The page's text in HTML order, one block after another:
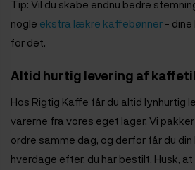
Tip: Vil du skabe endnu bedre
nogle ekstra lækre kaffebønner - dine
for det.
Altid hurtig levering af
Hos Rigtig Kaffe får du altid lynhurtig
varerne fra vores eget lager. Vi
ordre samme dag, og derfor får du
hverdage efter, du har bestilt. Husk,